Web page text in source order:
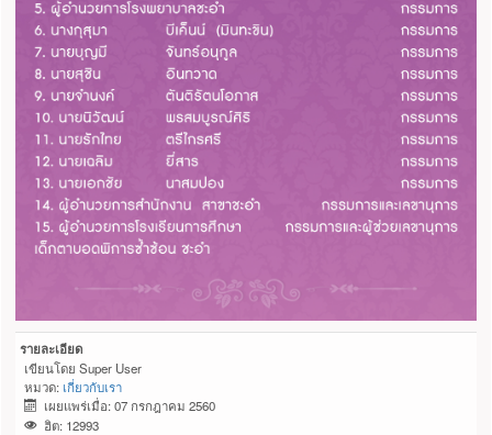
รายละเอียด
เขียนโดยSuper User
หมวด: เกี่ยวกับเรา
เผยแพร่เมื่อ: 07 กรกฎาคม 2560
ฮิต: 12993